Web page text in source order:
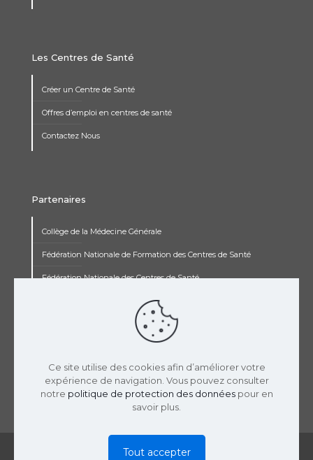
Les Centres de Santé
Créer un Centre de Santé
Offres d’emploi en centres de santé
Contactez Nous
Partenaires
Collège de la Médecine Générale
Fédération Nationale de Formation des Centres de Santé
Fédération Nationale des Centres de Santé
Institut de Recherche Jean François Rey
© 2019 USPCS | Réalisation :LaTooperie
Ce site utilise des cookies afin d’améliorer votre
expérience de navigation. Vous pouvez consulter
notre politique de protection des donnéespour en
savoir plus.
Tout accepter